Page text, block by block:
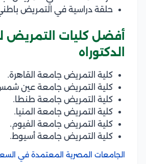
حلقة دراسية في التمريض
أفضل كليات التمريض
الدكتوراه
كلية التمريض جامعة القاهرة.
كلية التمريض جامعة عين
كلية التمريض جامعة طنطا.
كلية التمريض جامعة المنيا.
كلية التمريض جامعة الفيوم.
كلية التمريض جامعة أسيوط.
الجامعات المصرية المعتمدة في